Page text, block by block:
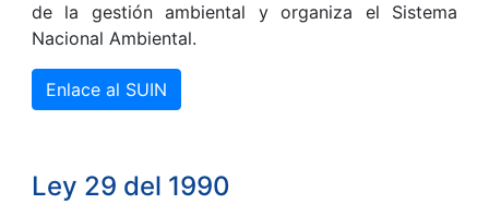
de la gestión ambiental y organiza el Sistema
Nacional Ambiental.
Enlace al SUIN
Ley 29 del 1990